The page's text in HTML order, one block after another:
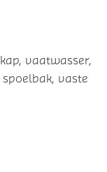
vaatwasser,
vaste